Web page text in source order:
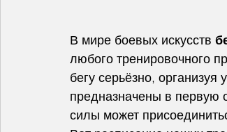
В мире боевых искусств
любого тренировочного
бегу серьёзно,
предназначены в первую
силы может